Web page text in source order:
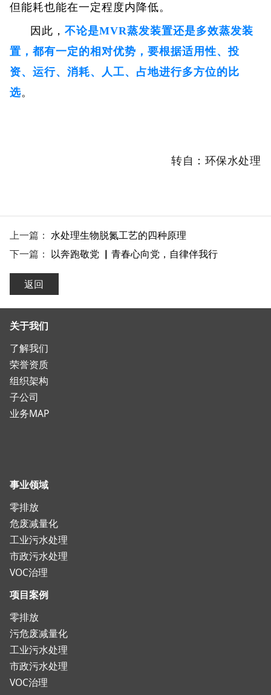
但能耗也能在一定程度内降低。
因此，不论是MVR蒸发装置还是多效蒸发装
置，都有一定的相对优势，要根据适用性、投
资、运行、消耗、人工、占地进行多方位的比
选。
转自：环保水处理
上一篇： 水处理生物脱氮工艺的四种原理
下一篇： 以奔跑敬党 ▏青春心向党，自律伴我行
返回
关于我们
了解我们
荣誉资质
组织架构
子公司
业务MAP
事业领域
零排放
危废减量化
工业污水处理
市政污水处理
VOC治理
项目案例
零排放
污危废减量化
工业污水处理
市政污水处理
VOC治理